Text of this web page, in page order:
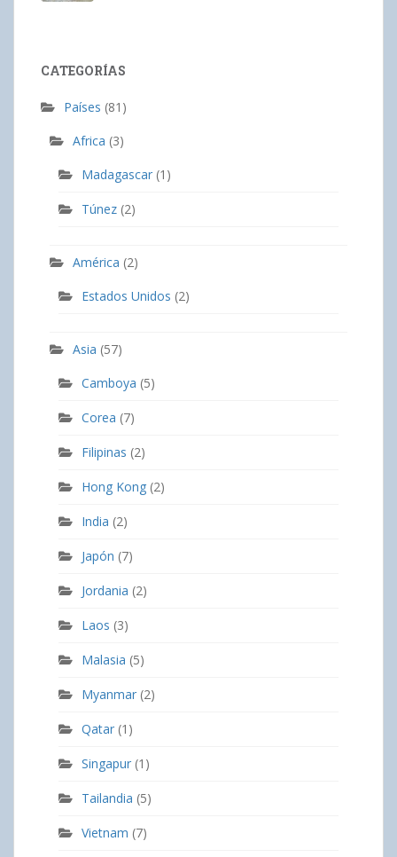
CATEGORÍAS
Países (81)
Africa (3)
Madagascar (1)
Túnez (2)
América (2)
Estados Unidos (2)
Asia (57)
Camboya (5)
Corea (7)
Filipinas (2)
Hong Kong (2)
India (2)
Japón (7)
Jordania (2)
Laos (3)
Malasia (5)
Myanmar (2)
Qatar (1)
Singapur (1)
Tailandia (5)
Vietnam (7)